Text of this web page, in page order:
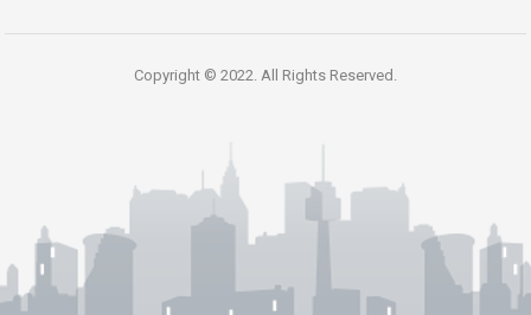
Copyright © 2022. All Rights Reserved.